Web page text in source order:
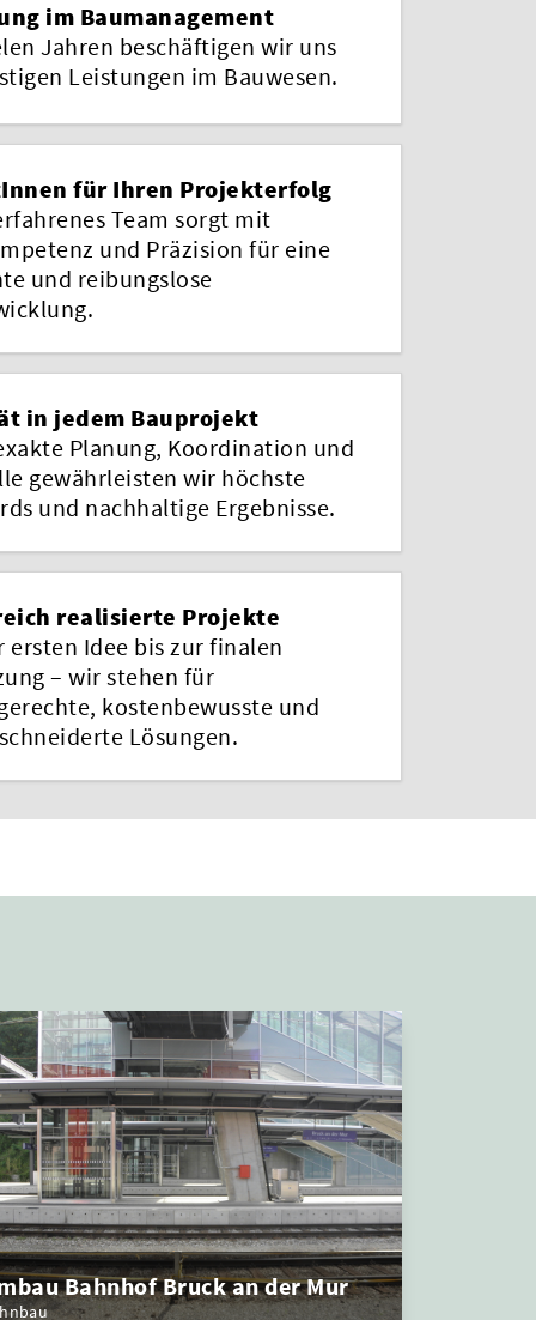
im Baumanagement
Jahren beschäftigen wir uns
Leistungen im Bauwesen.
für Ihren Projekterfolg
Team sorgt mit
und Präzision für eine
und reibungslose
in jedem Bauprojekt
Planung, Koordination und
gewährleisten wir höchste
und nachhaltige Ergebnisse.
realisierte Projekte
ersten Idee bis zur finalen
– wir stehen für
kostenbewusste und
Lösungen.
Bahnhof Bruck an der Mur